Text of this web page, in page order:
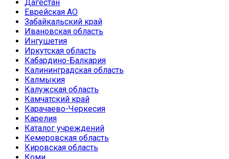
Дагестан
Еврейская АО
Забайкальский край
Ивановская область
Ингушетия
Иркутская область
Кабардино-Балкария
Калининградская область
Калмыкия
Калужская область
Камчатский край
Карачаево-Черкесия
Карелия
Каталог учреждений
Кемеровская область
Кировская область